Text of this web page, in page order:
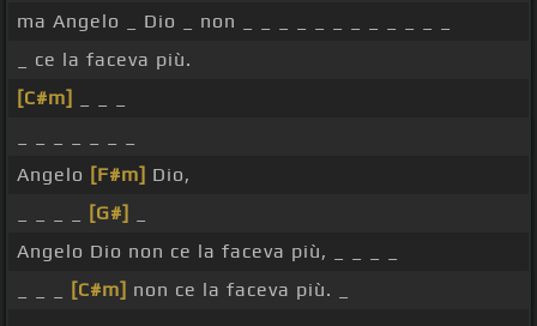
ma Angelo _ Dio _ non _ _ _ _ _ _ _ _ _ _ _ _
_ ce la faceva più.
[C#m]
Angelo [F#m] Dio,
[G#]
Angelo Dio non ce la faceva più, _ _ _ _
[C#m] non ce la faceva più. _